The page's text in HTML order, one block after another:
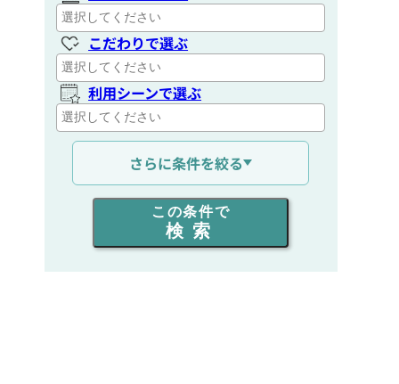
こだわりで選ぶ
利用シーンで選ぶ
通信距離を選ぶ
出力を選ぶ
同時通話人数を選ぶ
さらに条件を絞る
この条件で
検索